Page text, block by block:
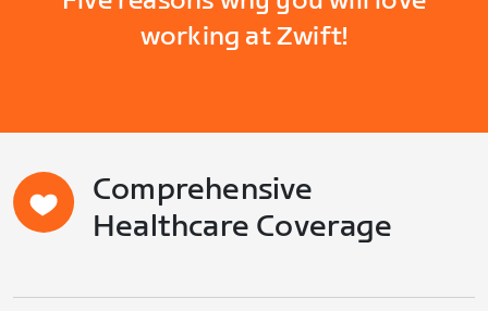
working at Zwift!
Comprehensive
Healthcare Coverage